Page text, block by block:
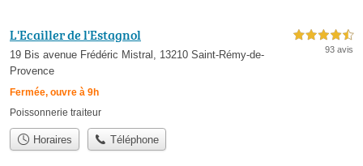
L'Ecailler de l'Estagnol
19 Bis avenue Frédéric Mistral, 13210 Saint-Rémy-de-
Provence
Fermée, ouvre à 9h
4,5 étoiles sur 5
93 avis
Poissonnerie traiteur
Horaires Téléphone